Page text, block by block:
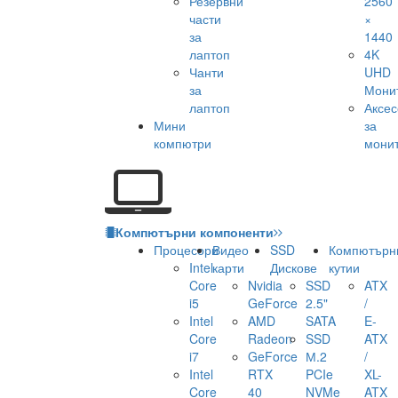
части
за
лаптоп
Чанти
за
лаптоп
Мини
компютри
×
1440
4K
UHD
за
Компютърни компоненти
Процесори
Intel
Core
i5
Intel
Core
i7
Intel
Core
Видео
карти
Nvidia
GeForce
AMD
Radeon
GeForce
RTX
40
SSD
Дискове
SSD
2.5"
SATA
SSD
М.2
PCIe
NVMe
кутии
ATX
/
E-
ATX
/
XL-
ATX